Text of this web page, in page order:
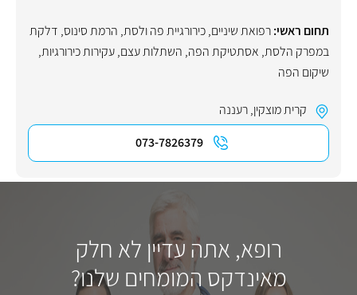
תחום ראשי:רפואת שיניים,כירורגיית פה ולסת, הרמת סינוס, דלקת
במפרק הלסת, אסתטיקת הפה, השתלות עצם,עקירות כירורגיות,
שיקום הפה
קרית מוצקין,רעננה
073-7826379
רופא, אתה עדיין לא חלק
מאינדקס המומחים שלנו?